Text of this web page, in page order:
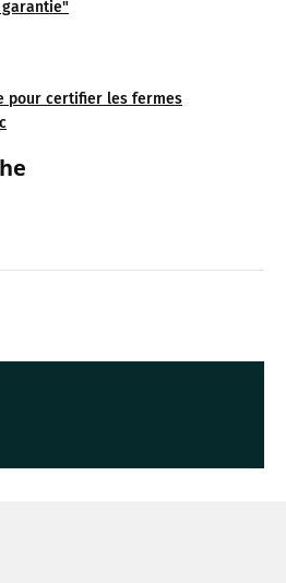
pour certifier les fermes